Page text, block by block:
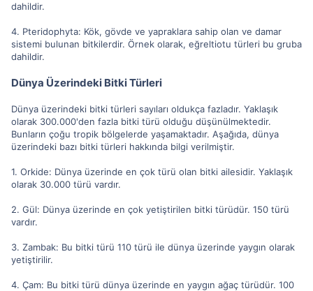
dahildir.
4. Pteridophyta: Kök, gövde ve yapraklara sahip olan ve damar
sistemi bulunan bitkilerdir. Örnek olarak, eğreltiotu türleri bu gruba
dahildir.
Dünya Üzerindeki Bitki Türleri
Dünya üzerindeki bitki türleri sayıları oldukça fazladır. Yaklaşık
olarak 300.000'den fazla bitki türü olduğu düşünülmektedir.
Bunların çoğu tropik bölgelerde yaşamaktadır. Aşağıda, dünya
üzerindeki bazı bitki türleri hakkında bilgi verilmiştir.
1. Orkide: Dünya üzerinde en çok türü olan bitki ailesidir. Yaklaşık
olarak 30.000 türü vardır.
2. Gül: Dünya üzerinde en çok yetiştirilen bitki türüdür. 150 türü
vardır.
3. Zambak: Bu bitki türü 110 türü ile dünya üzerinde yaygın olarak
yetiştirilir.
4. Çam: Bu bitki türü dünya üzerinde en yaygın ağaç türüdür. 100